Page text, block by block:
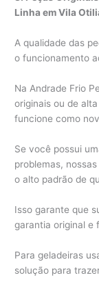
Linha em Vila
A qualidade das
o funcionamento
Na Andrade Frio
originais ou de
funcione como
Se você possui
problemas,
o alto padrão de
Isso garante que
garantia original e
Para geladeiras
solução para